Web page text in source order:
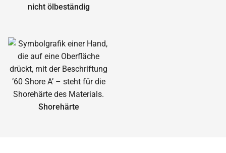
nicht ölbeständig
Shorehärte